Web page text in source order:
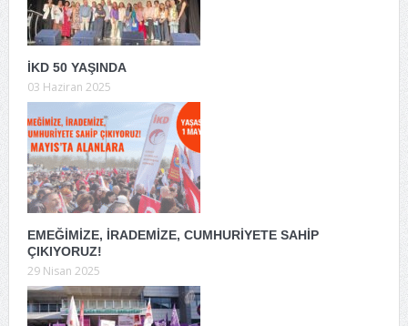
İKD 50 YAŞINDA
03 Haziran 2025
EMEĞİMİZE, İRADEMİZE, CUMHURİYETE SAHİP
ÇIKIYORUZ!
29 Nisan 2025